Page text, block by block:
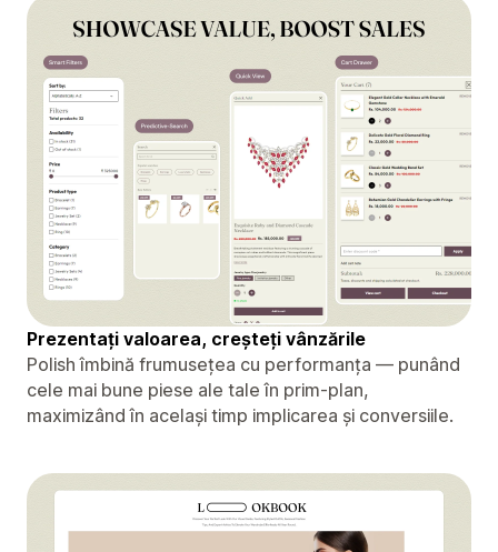
Prezentați valoarea, creșteți vânzările
Polish îmbină frumusețea cu performanța — punând
cele mai bune piese ale tale în prim-plan,
maximizând în același timp implicarea și conversiile.